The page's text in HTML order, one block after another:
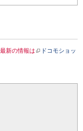
新の情報は
ドコモショッ